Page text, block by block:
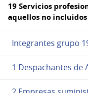
19 Servicios
aquellos no
Integrantes grupo
1 Despachantes de